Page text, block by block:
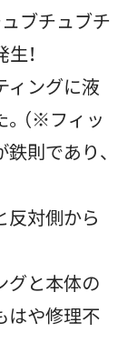
ブチュブチ
！
ィングに液
（※フィッ
則であり、
反対側から
グと本体の
はや修理不